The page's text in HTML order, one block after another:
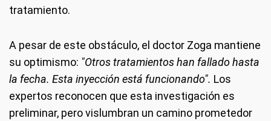
tratamiento.
A pesar de este obstáculo, el doctor Zoga mantiene
su optimismo: "Otros tratamientos han fallado hasta
la fecha. Esta inyección está funcionando". Los
expertos reconocen que esta investigación es
preliminar, pero vislumbran un camino prometedor